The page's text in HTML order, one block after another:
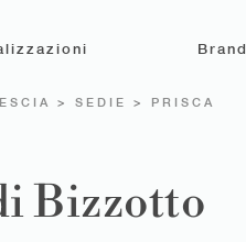
Brand
> SEDIE > PRISCA
Bizzotto